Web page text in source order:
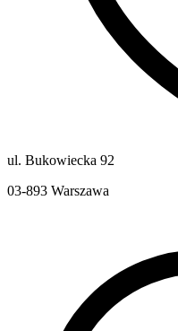
ul. Bukowiecka 92
03-893 Warszawa